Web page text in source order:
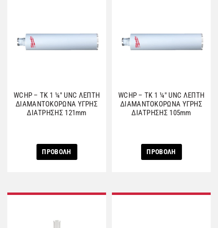
WCHP – TK 1 ¼″ UNC ΛΕΠΤΗ
ΔΙΑΜΑΝΤΟΚΟΡΩΝΑ ΥΓΡΗΣ
ΔΙΑΤΡΗΣΗΣ 121mm
ΠΡΟΒΟΛΗ
WCHP – TK 1 ¼″ UNC ΛΕΠΤΗ
ΔΙΑΜΑΝΤΟΚΟΡΩΝΑ ΥΓΡΗΣ
ΔΙΑΤΡΗΣΗΣ 105mm
ΠΡΟΒΟΛΗ